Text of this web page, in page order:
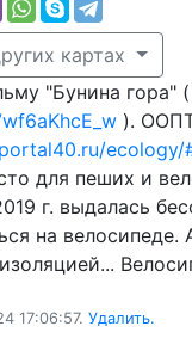
картах
"Бунина гора" (
).
ecology/
для пеших и
г. выдалась
на
17:06:57. Удалить.